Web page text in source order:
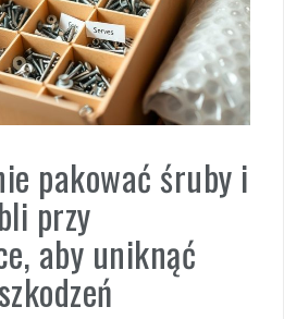
pakować śruby i
przy
aby uniknąć